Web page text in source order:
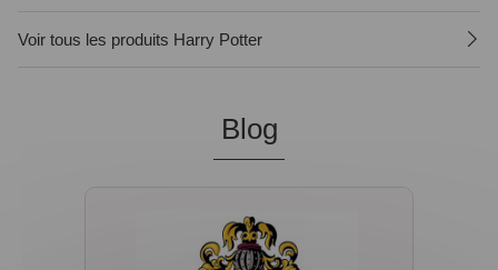
Voir tous les produits Harry Potter
Blog